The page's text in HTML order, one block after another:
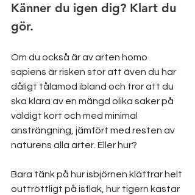
Känner du igen dig? Klart du
gör.
Om du också är av arten homo
sapiens är risken stor att även du har
dåligt tålamod ibland och tror att du
ska klara av en mängd olika saker på
väldigt kort och med minimal
ansträngning, jämfört med resten av
naturens alla arter. Eller hur?
Bara tänk på hur isbjörnen klättrar helt
outtröttligt på isflak, hur tigern kastar